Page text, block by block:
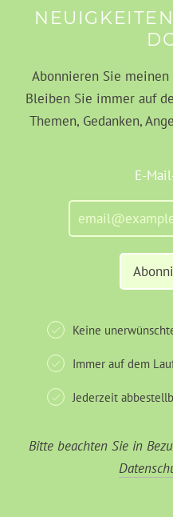
Abonnieren Sie
Bleiben Sie immer auf
Themen, Gedanken,
E-
Keine
Immer auf dem
Jederzeit
Bitte beachten Sie in